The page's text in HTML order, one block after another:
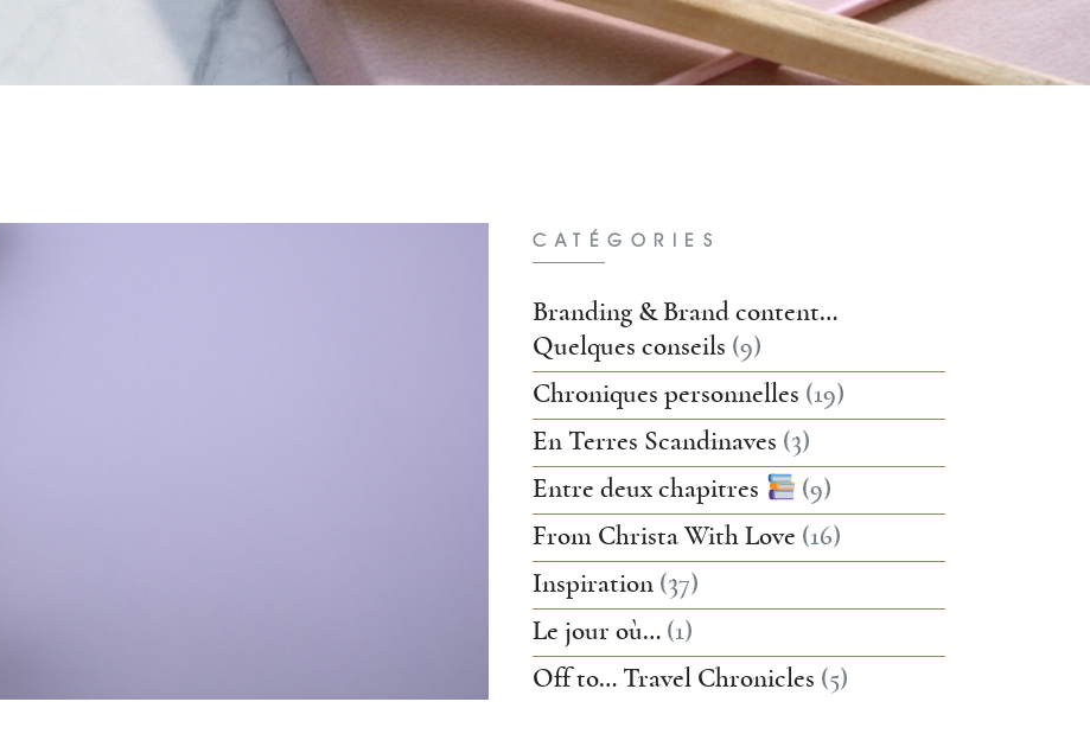
CATÉGORIES
Branding & Brand content…
Quelques conseils (9)
Chroniques personnelles (19)
En Terres Scandinaves (3)
Entre deux chapitres
(9)
From Christa With Love (16)
Inspiration (37)
Le jour où… (1)
Off to… Travel Chronicles (5)